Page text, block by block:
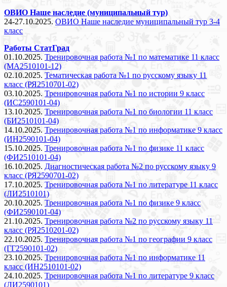
ОВИО Наше наследие (муниципальный тур)
24-27.10.2025. ОВИО Наше наследие муниципальный тур 3-4
класс
Работы СтатГрад
01.10.2025. Тренировочная работа №1 по математике 11 класс
(МА2510101-12)
02.10.2025. Тематическая работа №1 по русскому языку 11
класс (РЯ2510701-02)
03.10.2025. Тренировочная работа №1 по истории 9 класс
(ИС2590101-04)
13.10.2025. Тренировочная работа №1 по биологии 11 класс
(БИ2510101-04)
14.10.2025. Тренировочная работа №1 по информатике 9 класс
(ИН2590101-04)
15.10.2025. Тренировочная работа №1 по физике 11 класс
(ФИ2510101-04)
16.10.2025. Диагностическая работа №2 по русскому языку 9
класс (РЯ2590701-02)
17.10.2025. Тренировочная работа №1 по литературе 11 класс
(ЛИ2510101)
20.10.2025. Тренировочная работа №1 по физике 9 класс
(ФИ2590101-04)
21.10.2025. Тренировочная работа №2 по русскому языку 11
класс (РЯ2510201-02)
22.10.2025. Тренировочная работа №1 по географии 9 класс
(ГГ2590101-02)
23.10.2025. Тренировочная работа №1 по информатике 11
класс (ИН2510101-02)
24.10.2025. Тренировочная работа №1 по литературе 9 класс
(ЛИ2590101)